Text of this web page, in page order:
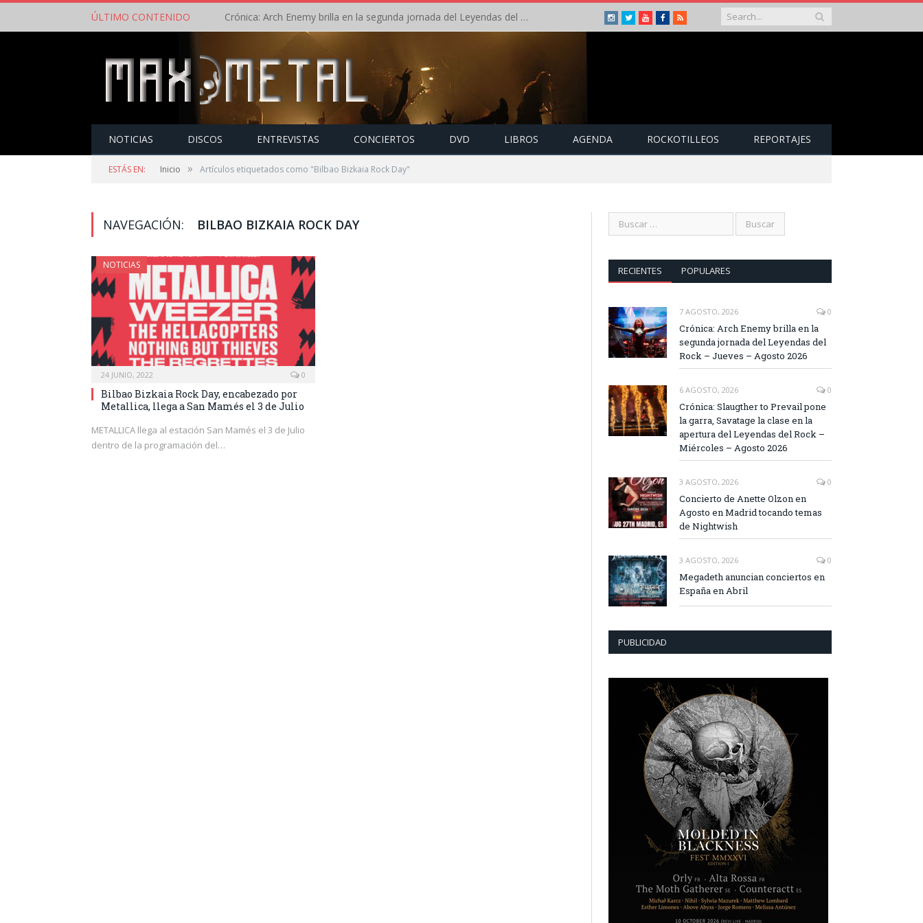
ÚLTIMO CONTENIDO Crónica: Arch Enemy brilla en la segunda jornada del Leyendas del Rock – Jueves – Agosto 2026 Instagram
TwitterYoutubeFacebook
RSS
NOTICIAS DISCOS ENTREVISTAS CONCIERTOS DVD LIBROS AGENDA ROCKOTILLEOS REPORTAJES
ESTÁS EN: Inicio » Artículos etiquetados como "Bilbao Bizkaia Rock Day"
NAVEGACIÓN: BILBAO BIZKAIA ROCK DAY
NOTICIAS
24 JUNIO, 2022 0
Bilbao Bizkaia Rock Day, encabezado por
Metallica, llega a San Mamés el 3 de Julio
METALLICA llega al estación San Mamés el 3 de Julio
dentro de la programación del…
RECIENTES POPULARES
7 AGOSTO, 2026 0
Crónica: Arch Enemy brilla en la
segunda jornada del Leyendas del
Rock – Jueves – Agosto 2026
6 AGOSTO, 2026 0
Crónica: Slaugther to Prevail pone
la garra, Savatage la clase en la
apertura del Leyendas del Rock –
Miércoles – Agosto 2026
3 AGOSTO, 2026 0
Concierto de Anette Olzon en
Agosto en Madrid tocando temas
de Nightwish
3 AGOSTO, 2026 0
Megadeth anuncian conciertos en
España en Abril
PUBLICIDAD